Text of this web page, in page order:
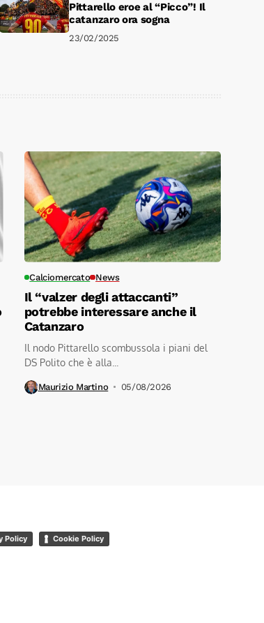
Pittarello eroe al “Picco”! Il
catanzaro ora sogna
23/02/2025
Calciomercato News
Il “valzer degli attaccanti”
potrebbe interessare anche il
Catanzaro
Il nodo Pittarello scombussola i piani del
DS Polito che è alla...
Maurizio Martino 05/08/2026
Policy Cookie Policy